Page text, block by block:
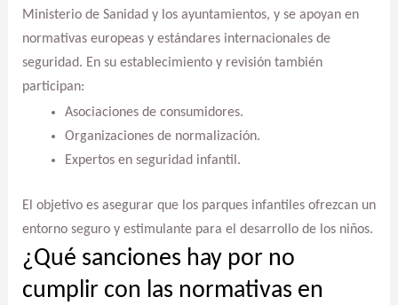
Ministerio de Sanidad y los ayuntamientos, y se apoyan en
normativas europeas y estándares internacionales de
seguridad. En su establecimiento y revisión también
participan:
Asociaciones de consumidores.
Organizaciones de normalización.
Expertos en seguridad infantil.
El objetivo es asegurar que los parques infantiles ofrezcan un
entorno seguro y estimulante para el desarrollo de los niños.
¿Qué sanciones hay por no
cumplir con las normativas en